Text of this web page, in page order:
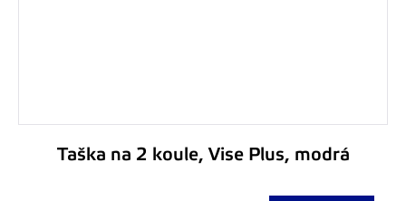
Taška na 2 koule, Vise Plus, modrá